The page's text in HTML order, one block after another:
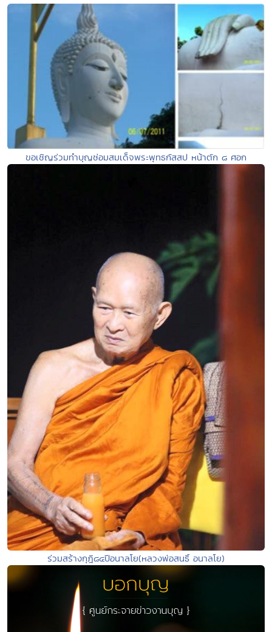
ขอเชิญร่วมทำบุญซ่อมสมเด็จพระพุทธกัสสป หน้าตัก ๘ ศอก
ร่วมสร้างกุฎิ๘๔ปีอนาลโย(หลวงพ่อสนธิ์ อนาลโย)